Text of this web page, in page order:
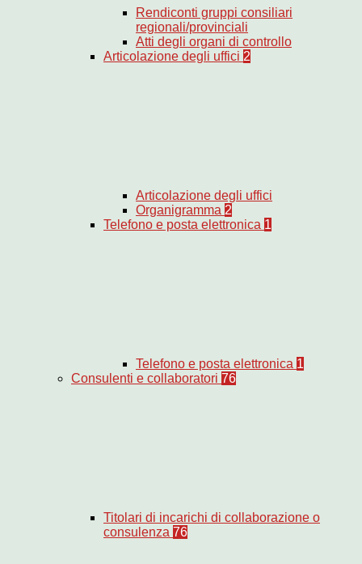
Rendiconti gruppi consiliari
regionali/provinciali
Atti degli organi di controllo
Articolazione degli uffici 2
Articolazione degli uffici
Organigramma 2
Telefono e posta elettronica 1
Telefono e posta elettronica 1
Consulenti e collaboratori 76
Titolari di incarichi di collaborazione o
consulenza 76